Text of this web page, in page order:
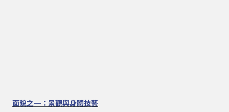
面貌之一：景觀與身體技藝